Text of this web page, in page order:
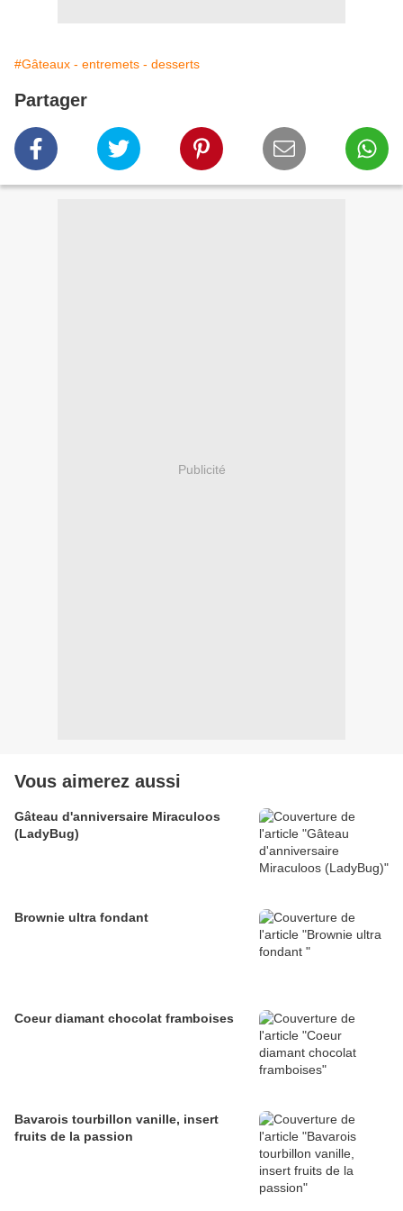
#Gâteaux - entremets - desserts
Partager
Publicité
Vous aimerez aussi
Gâteau d'anniversaire Miraculoos
(LadyBug)
Brownie ultra fondant
Coeur diamant chocolat framboises
Bavarois tourbillon vanille, insert
fruits de la passion